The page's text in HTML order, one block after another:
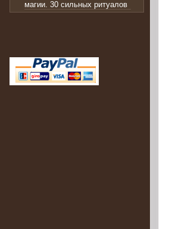
магии. 30 сильных ритуалов